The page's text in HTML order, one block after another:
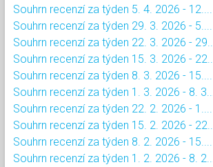
Souhrn recenzí za týden 5. 4. 2026 - 12....
Souhrn recenzí za týden 29. 3. 2026 - 5....
Souhrn recenzí za týden 22. 3. 2026 - 29....
Souhrn recenzí za týden 15. 3. 2026 - 22....
Souhrn recenzí za týden 8. 3. 2026 - 15....
Souhrn recenzí za týden 1. 3. 2026 - 8. 3....
Souhrn recenzí za týden 22. 2. 2026 - 1....
Souhrn recenzí za týden 15. 2. 2026 - 22....
Souhrn recenzí za týden 8. 2. 2026 - 15....
Souhrn recenzí za týden 1. 2. 2026 - 8. 2....